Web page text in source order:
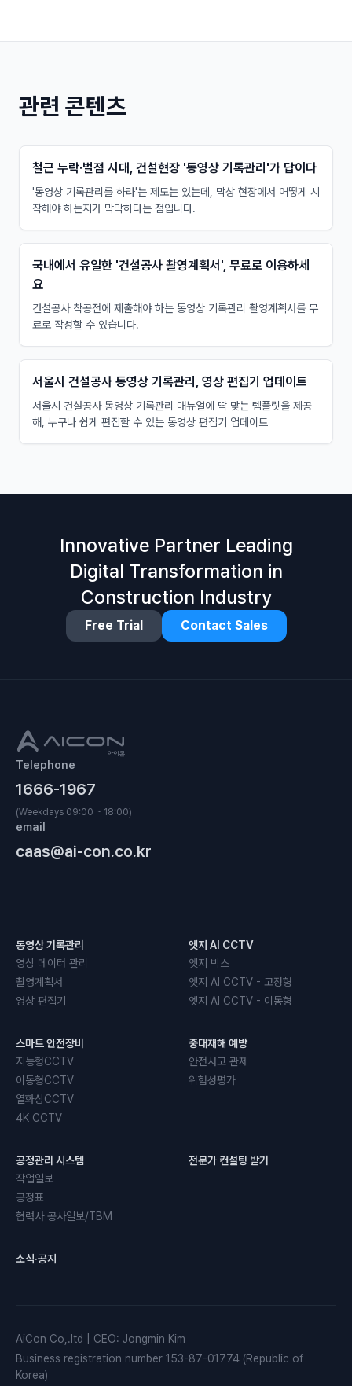
관련 콘텐츠
철근 누락·벌점 시대, 건설현장 '동영상 기록관리'가 답이다
'동영상 기록관리를 하라'는 제도는 있는데, 막상 현장에서 어떻게 시
작해야 하는지가 막막하다는 점입니다.
국내에서 유일한 '건설공사 촬영계획서', 무료로 이용하세
요
건설공사 착공전에 제출해야 하는 동영상 기록관리 촬영계획서를 무
료로 작성할 수 있습니다.
서울시 건설공사 동영상 기록관리, 영상 편집기 업데이트
서울시 건설공사 동영상 기록관리 매뉴얼에 딱 맞는 템플릿을 제공
해, 누구나 쉽게 편집할 수 있는 동영상 편집기 업데이트
Innovative Partner Leading
Digital Transformation in
Construction Industry
Free Trial Contact Sales
Telephone
1666-1967
(Weekdays 09:00 ~ 18:00)
email
caas@ai-con.co.kr
동영상 기록관리
영상 데이터 관리
촬영계획서
영상 편집기
엣지 AI CCTV
엣지 박스
엣지 AI CCTV - 고정형
엣지 AI CCTV - 이동형
스마트 안전장비
지능형CCTV
이동형CCTV
열화상CCTV
4K CCTV
중대재해 예방
안전사고 관제
위험성평가
공정관리 시스템
작업일보
공정표
협력사 공사일보/TBM
전문가 컨설팅 받기
소식·공지
AiCon Co,.ltd CEO: Jongmin Kim
Business registration number 153-87-01774 (Republic of
Korea)